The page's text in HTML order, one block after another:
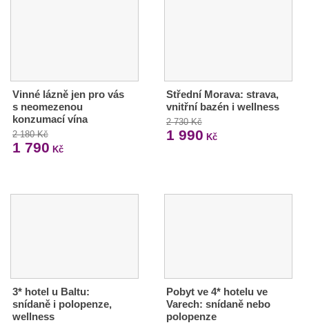
Vinné lázně jen pro vás
s neomezenou
konzumací vína
2 180 Kč
1 790 Kč
Střední Morava: strava,
vnitřní bazén i wellness
2 730 Kč
1 990 Kč
3* hotel u Baltu:
snídaně i polopenze,
wellness
Pobyt ve 4* hotelu ve
Varech: snídaně nebo
polopenze